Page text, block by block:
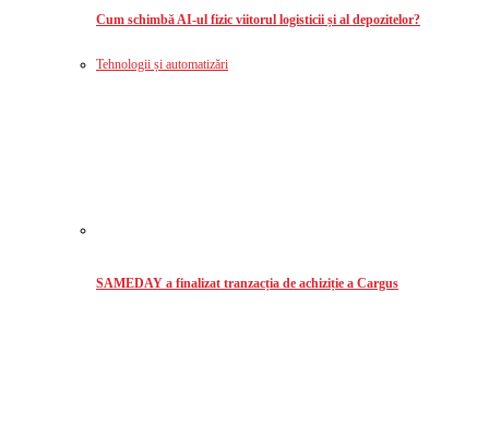
Cum schimbă AI-ul fizic viitorul logisticii și al depozitelor?
Tehnologii și automatizări
SAMEDAY a finalizat tranzacția de achiziție a Cargus